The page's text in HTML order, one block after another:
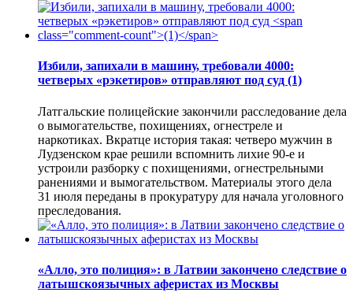
Избили, запихали в машину, требовали 4000:
четверых «рэкетиров» отправляют под суд (1)
Латгальские полицейские закончили расследование дела
о вымогательстве, похищениях, огнестреле и
наркотиках. Вкратце история такая: четверо мужчин в
Лудзенском крае решили вспомнить лихие 90-е и
устроили разборку с похищениями, огнестрельными
ранениями и вымогательством. Материалы этого дела
31 июля переданы в прокуратуру для начала уголовного
преследования.
«Алло, это полиция»: в Латвии закончено следствие о
латышскоязычных аферистах из Москвы